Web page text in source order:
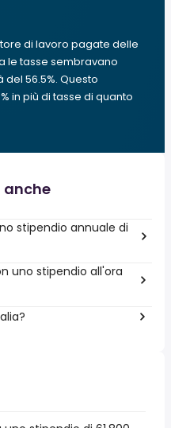
di lavoro pagate delle
le tasse sembravano
56.5%. Questo
in più di tasse di quanto
anche
stipendio annuale di
uno stipendio all'ora